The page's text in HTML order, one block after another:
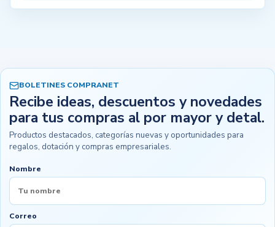
BOLETINES COMPRANET
Recibe ideas, descuentos y novedades
para tus compras al por mayor y detal.
Productos destacados, categorías nuevas y oportunidades para
regalos, dotación y compras empresariales.
Nombre
Correo